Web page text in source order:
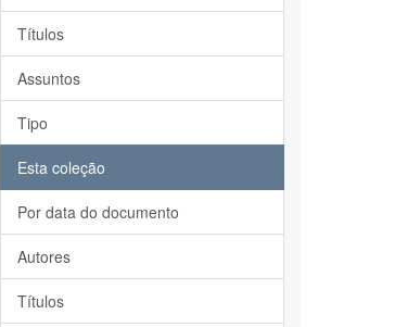
Títulos
Assuntos
Tipo
Esta coleção
Por data do documento
Autores
Títulos